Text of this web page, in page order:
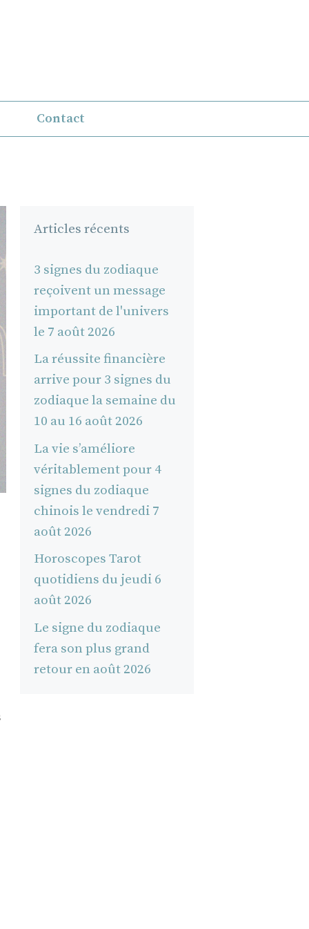
Contact
Articles récents
3 signes du zodiaque
reçoivent un message
important de l'univers
le 7 août 2026
La réussite financière
arrive pour 3 signes du
zodiaque la semaine du
10 au 16 août 2026
La vie s’améliore
véritablement pour 4
signes du zodiaque
chinois le vendredi 7
août 2026
Horoscopes Tarot
quotidiens du jeudi 6
août 2026
Le signe du zodiaque
fera son plus grand
retour en août 2026